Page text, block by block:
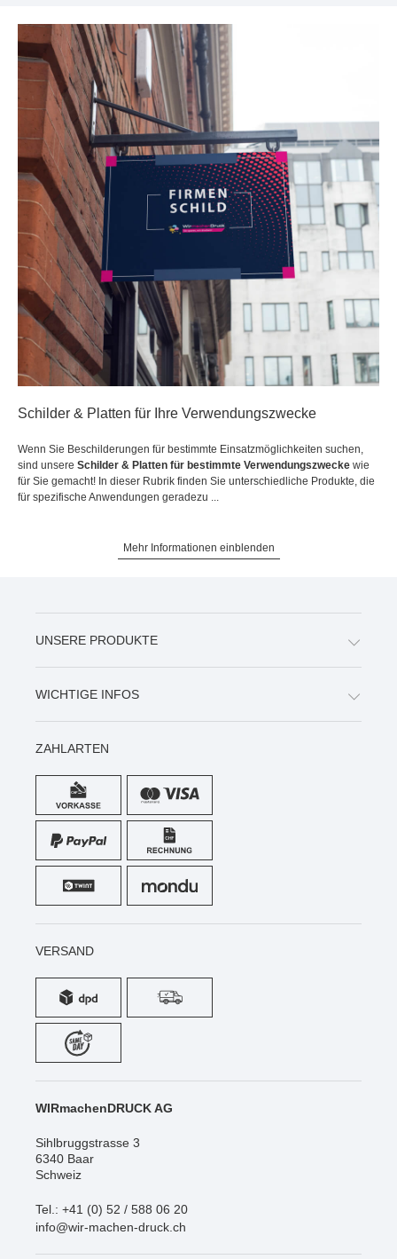
Schilder & Platten für Ihre Verwendungszwecke
Wenn Sie Beschilderungen für bestimmte Einsatzmöglichkeiten suchen,
sind unsere Schilder & Platten für bestimmte Verwendungszwecke wie
für Sie gemacht! In dieser Rubrik finden Sie unterschiedliche Produkte, die
für spezifische Anwendungen geradezu ...
Mehr Informationen einblenden
UNSERE PRODUKTE
WICHTIGE INFOS
ZAHLARTEN
VERSAND
WIRmachenDRUCK AG
Sihlbruggstrasse 3
6340 Baar
Schweiz
Tel.: +41 (0) 52 / 588 06 20
info@wir-machen-druck.ch